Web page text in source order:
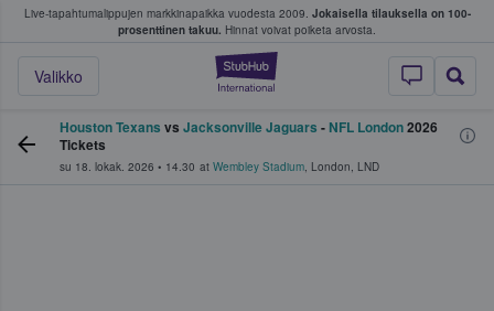
Live-tapahtumalippujen markkinapaikka vuodesta 2009. Jokaisella tilauksella on 100-
prosenttinen takuu. Hinnat voivat poiketa arvosta.
StubHub -
Valikko
fanit ostavat ja myyvät lippuja
Houston Texans vs Jacksonville Jaguars - NFL London2026
Tickets
su 18. lokak. 2026 • 14.30 at Wembley Stadium, London, LND